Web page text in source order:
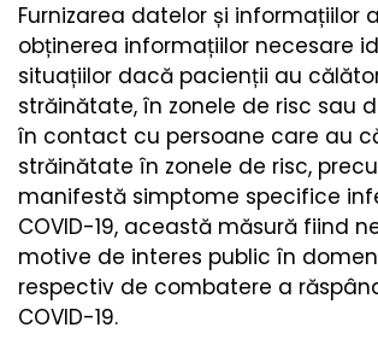
Furnizarea datelor și informațiilor
obținerea informațiilor necesare
situațiilor dacă pacienții au
străinătate, în zonele de risc sau
în contact cu persoane care au
străinătate în zonele de risc,
manifestă simptome specifice
COVID-19, această măsură fiind
motive de interes public în
respectiv de combatere a
COVID-19.